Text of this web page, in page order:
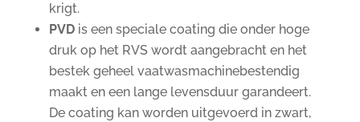
krigt.
PVDis een speciale coating die onder hoge
druk op het RVS wordt aangebracht en het
bestek geheel vaatwasmachinebestendig
maakt en een lange levensduur garandeert.
De coating kan worden uitgevoerd in zwart,